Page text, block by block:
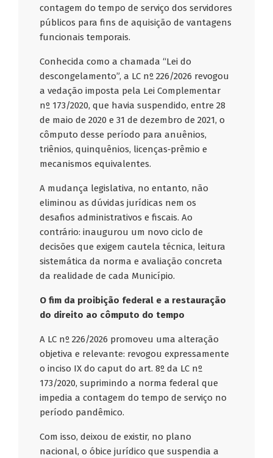
contagem do tempo de serviço dos servidores
públicos para fins de aquisição de vantagens
funcionais temporais.
Conhecida como a chamada “Lei do
descongelamento”, a LC nº 226/2026 revogou
a vedação imposta pela Lei Complementar
nº 173/2020, que havia suspendido, entre 28
de maio de 2020 e 31 de dezembro de 2021, o
cômputo desse período para anuênios,
triênios, quinquênios, licenças‑prêmio e
mecanismos equivalentes.
A mudança legislativa, no entanto, não
eliminou as dúvidas jurídicas nem os
desafios administrativos e fiscais. Ao
contrário: inaugurou um novo ciclo de
decisões que exigem cautela técnica, leitura
sistemática da norma e avaliação concreta
da realidade de cada Município.
O fim da proibição federal e a restauração
do direito ao cômputo do tempo
A LC nº 226/2026 promoveu uma alteração
objetiva e relevante: revogou expressamente
o inciso IX do caput do art. 8º da LC nº
173/2020, suprimindo a norma federal que
impedia a contagem do tempo de serviço no
período pandêmico.
Com isso, deixou de existir, no plano
nacional, o óbice jurídico que suspendia a